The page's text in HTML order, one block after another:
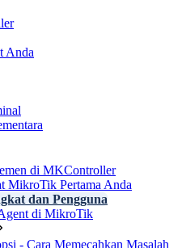
Anda
di MKController
MikroTik Pertama Anda
dan Pengguna
di MikroTik
- Cara Memecahkan Masalah